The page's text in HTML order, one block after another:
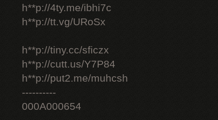
h**p://4ty.me/ibhi7c
h**p://tt.vg/URoSx
h**p://tiny.cc/sficzx
h**p://cutt.us/Y7P84
h**p://put2.me/muhcsh
----------
000A000654